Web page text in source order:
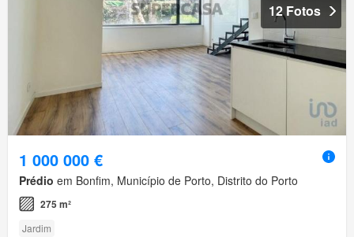
12 Fotos
1 000 000 €
Prédio em Bonfim, Município de Porto, Distrito do Porto
275 m²
Jardim